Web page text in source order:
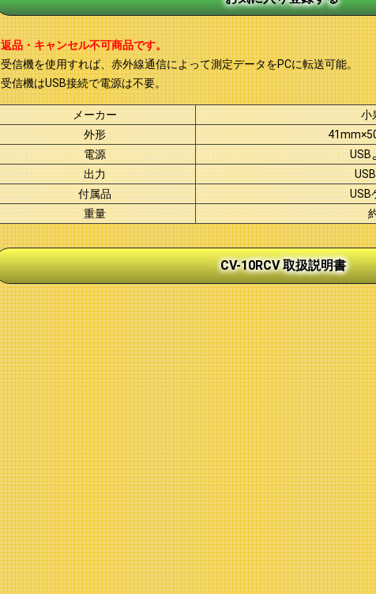
返品・キャンセル不可商品です。
受信機を使用すれば、赤外線通信によって測定データをPCに転送可能。
受信機はUSB接続で電源は不要。
メーカー
小
外形
電源
USB
出力
付属品
USB
重量
CV-10RCV 取扱説明書